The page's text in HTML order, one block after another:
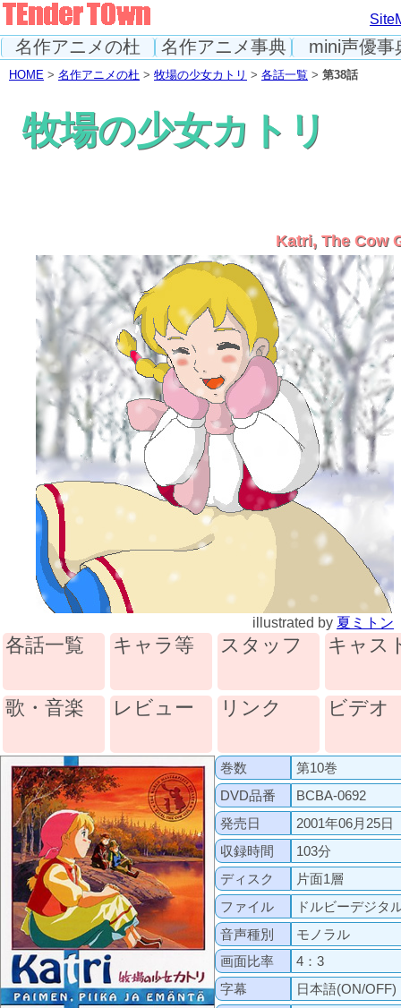
名作アニメの杜 名作アニメ事典 mini声優事
HOME > 名作アニメの杜 > 牧場の少女カトリ > 各話一覧 > 第38話
牧場の少女カトリ
Katri, The Cow
illustrated by 夏ミトン
各話一覧 キャラ等 スタッフ キャス
歌・音楽 レビュー リンク ビデオ
巻数
第10巻
DVD品番
BCBA-0692
発売日
2001年06月25日
収録時間
103分
ディスク
片面1層
ファイル
ドルビーデジタ
音声種別
モノラル
画面比率
4：3
字幕
日本語(ON/OFF)